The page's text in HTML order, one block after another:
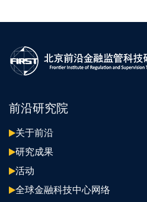
前沿研究院
关于前沿
研究成果
活动
全球金融科技中心网络